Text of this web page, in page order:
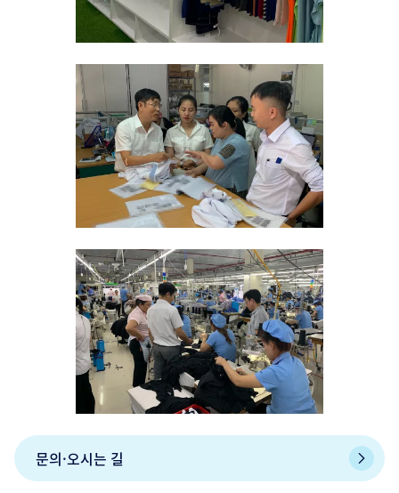
문의·오시는 길